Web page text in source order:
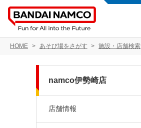
HOME あそび場をさがす 施設・店舗検索
namco伊勢崎店
店舗情報